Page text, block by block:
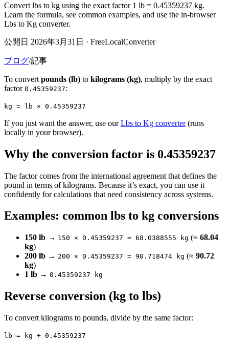
Convert lbs to kg using the exact factor 1 lb = 0.45359237 kg.
Learn the formula, see common examples, and use the in-browser
Lbs to Kg converter.
公開日 2026年3月31日 · FreeLocalConverter
ブログ/記事
To convert pounds (lb) to kilograms (kg), multiply by the exact
factor 0.45359237:
kg = lb × 0.45359237
If you just want the answer, use our Lbs to Kg converter (runs
locally in your browser).
Why the conversion factor is 0.45359237
The factor comes from the international agreement that defines the
pound in terms of kilograms. Because it’s exact, you can use it
confidently for calculations that need consistency across systems.
Examples: common lbs to kg conversions
150 lb → 150 × 0.45359237 = 68.0388555 kg (≈ 68.04
kg)
200 lb → 200 × 0.45359237 = 90.718474 kg (≈ 90.72
kg)
1 lb → 0.45359237 kg
Reverse conversion (kg to lbs)
To convert kilograms to pounds, divide by the same factor:
lb = kg ÷ 0.45359237